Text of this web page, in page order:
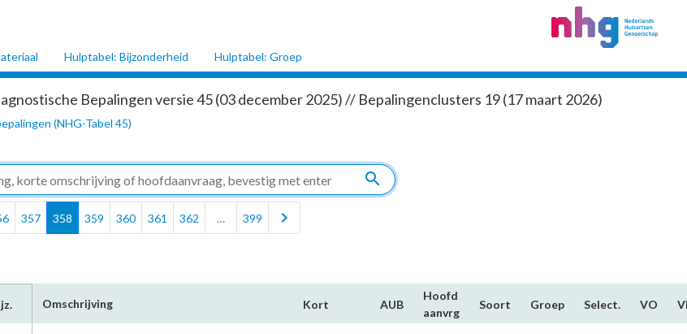
Hulptabel: Bijzonderheid Hulptabel: Groep
Bepalingen versie 45 (03 december 2025) // Bepalingenclusters 19 (17 maart 2026)
(NHG-Tabel 45)
search
357 358 359 360 361 362 … 399 chevron_right
Omschrijving Kort AUB
Hoofd​
aanvrg
Soort Groep Select. VO